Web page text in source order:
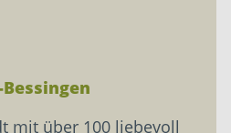
mit über 100 ­l­iebevoll